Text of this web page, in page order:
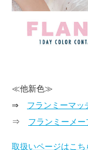
≪他新色≫
⇒ フランミーマッ
⇒ フランミーメ
取扱いページはこち